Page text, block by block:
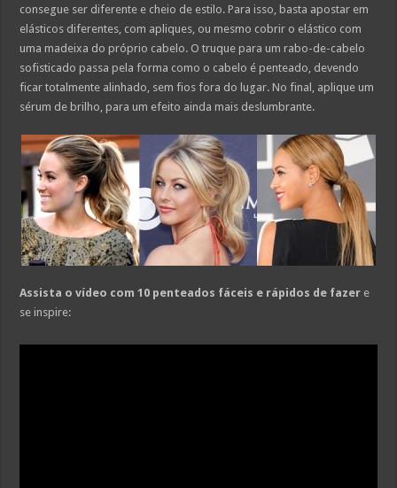
consegue ser diferente e cheio de estilo. Para isso, basta apostar em
elásticos diferentes, com apliques, ou mesmo cobrir o elástico com
uma madeixa do próprio cabelo. O truque para um rabo-de-cabelo
sofisticado passa pela forma como o cabelo é penteado, devendo
ficar totalmente alinhado, sem fios fora do lugar. No final, aplique um
sérum de brilho, para um efeito ainda mais deslumbrante.
Assista o vídeo com 10 penteados fáceis e rápidos de fazer e
se inspire: